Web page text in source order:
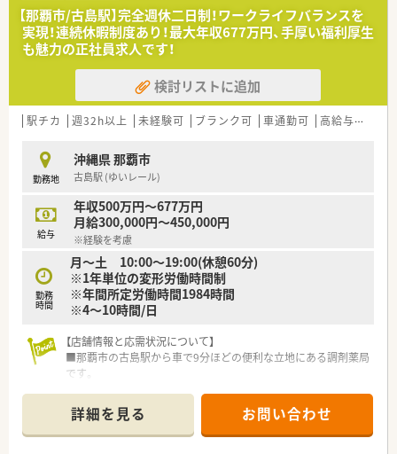
【募集背景と求める人物像について】
■今回の募集は未経験の方から即戦力の方まで大歓迎です。
■正社員として沖縄県内での異動が可能な方で、地域医療に貢献
したいという意欲的な方も大歓迎いたします。
■自宅から30km圏内に限定して勤務するエリア社員という働
き方も選ぶことができ、柔軟な働き方が可能です。
■九州を中心に約200店舗を展開する大手グループ企業であり、
安定した経営基盤のもとで長く働けます。
■産休や育休の取得実績が豊富にあり、復帰率も非常に高いため
ライフステージの変化にも柔軟に対応可能です。
■定期的な研修制度やe-ラーニングが充実しており、会社全体で
従業員のスキルアップを強力に支援しています。
【求人情報について】
■正社員の給与モデルは年収500万円から677万円で、ご経験や
スキルを考慮したうえで決定されます。
■賞与は年2回（7月・12月）支給され、業績により業績賞与もござ
す。
■管理薬剤師に昇格した場合は別途手当が支給されます。もち
ろん勤務薬剤師としての活躍のフィールドもございますのでご
【那覇市/古島駅】完全週休二日制！ワークライフバランスを
実現！連続休暇制度あり！最大年収677万円、手厚い福利厚生
も魅力の正社員求人です！
検討リストに追加
駅チカ 週32h以上 未経験可 ブランク可 車通勤可 高給与(600万円以上)
勤務地
沖縄県 那覇市
古島駅 (ゆいレール)
給与
年収500万円～677万円
月給300,000円～450,000円
※経験を考慮
勤務
時間
月～土 10:00～19:00(休憩60分)
※1年単位の変形労働時間制
※年間所定労働時間1984時間
※4～10時間/日
【店舗情報と応需状況について】
■那覇市の古島駅から車で9分ほどの便利な立地にある調剤薬局
です。
数科目を対応しています。
■薬剤師5名体制、事務スタッフも3名体制と複数名体制で安心
して勤務できます。
詳細を見る お問い合わせ